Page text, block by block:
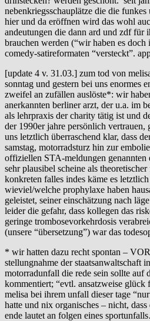
nebenkriegsschauplätze die die
hier und da eröffnen wird das wohl
andeutungen die dann ard und zdf für
brauchen werden (“wir haben es
comedy-satireformaten “versteckt”.
[update 4 v. 31.03.] zum tod von
sonntag und gestern bei uns enormes
zweifel an zufällen auslöste*: wir
anerkannten berliner arzt, der u.a. im
als lehrpraxis der charity tätig ist und
der 1990er jahre persönlich vertrauen,
uns letztlich überraschend klar, dass
samstag, motorradsturz hin zur
offiziellen STA-meldungen genannten
sehr plausibel scheine als
konkreten falles indes käme es
wieviel/welche prophylaxe haben
geleistet, seiner einschätzung nach
leider die gefahr, dass kollegen das
geringe trombosevorkehrdosis
(unsere “übersetzung”) war das
* wir hatten dazu recht spontan –
stellungnahme der staatsanwaltschaft
motorradunfall die rede sein sollte auf
kommentiert; “evtl. ansatzweise glück
melisa bei ihrem unfall dieser tage
hatte und nix organisches – nicht,
ende lautet an folgen eines